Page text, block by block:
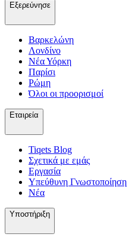
Εξερεύνησε
Βαρκελώνη
Λονδίνο
Νέα Υόρκη
Παρίσι
Ρώμη
Όλοι οι προορισμοί
Εταιρεία
Tiqets Βlog
Σχετικά με εμάς
Εργασία
Υπεύθυνη Γνωστοποίηση
Νέα
Υποστήριξη